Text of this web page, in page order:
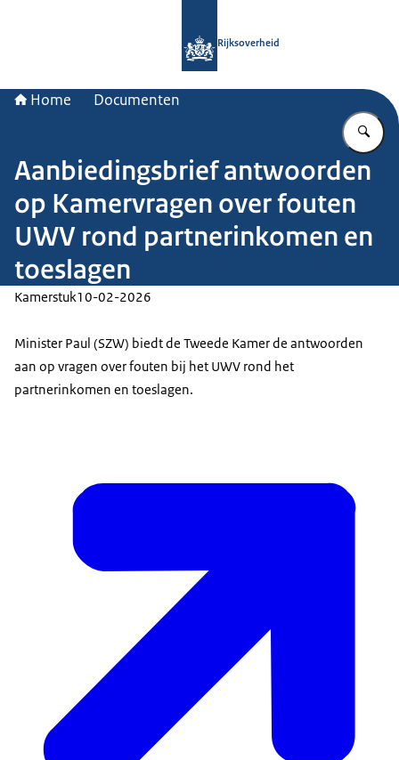
Rijksoverheid
Home Documenten
Aanbiedingsbrief antwoorden
op Kamervragen over fouten
UWV rond partnerinkomen en
toeslagen
Kamerstuk10-02-2026
Minister Paul (SZW) biedt de Tweede Kamer de antwoorden
aan op vragen over fouten bij het UWV rond het
partnerinkomen en toeslagen.